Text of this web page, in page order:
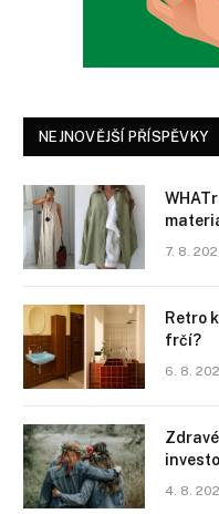
NEJNOVĚJŠÍ PŘÍSPĚVKY
7. 8.
Retro
frčí?
6. 8.
4. 8.